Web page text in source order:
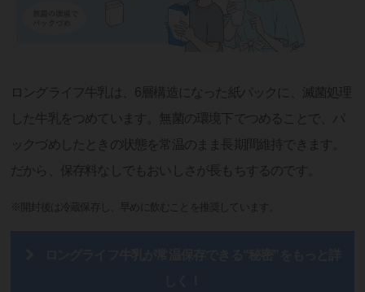
ロングライフ牛乳は、6層構造になった紙パックに、滅菌処理
した牛乳をつめています。無菌の環境下でつめることで、パ
ックづめしたときの状態を常温のまま長期間維持できます。
だから、保存料なしでもおいしさが長もちするのです。
※開封後は冷蔵保存し、早めに飲むことを推奨しています。